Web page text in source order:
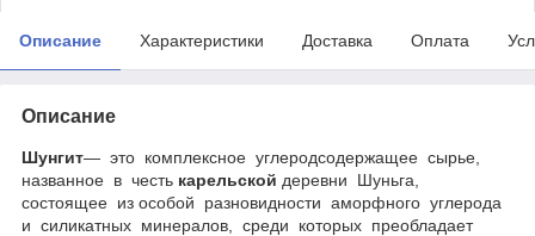
Описание Характеристики Доставка Оплата
Описание
Шунгит— это комплексное углеродсодержащее сырье,
названное в честь карельской деревни Шуньга,
состоящее из особой разновидности аморфного углерода
и силикатных минералов, среди которых преобладает